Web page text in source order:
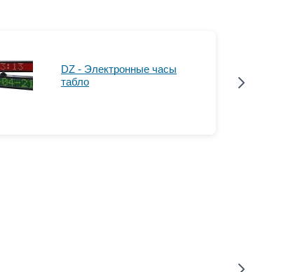
DZ - Электронные часы
табло